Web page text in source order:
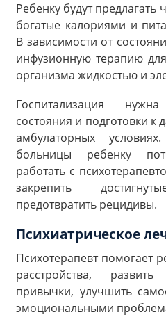
Ребенку будут
богатые калориями и
В зависимости от
инфузионную терапию
организма жидкостью и
Госпитализация
состояния и подготовки
амбулаторных
больницы ребенку
работать с
закрепить
предотвратить рецидивы.
Психиатрическое
Психотерапевт помогает
расстройства,
привычки, улучшить
эмоциональными